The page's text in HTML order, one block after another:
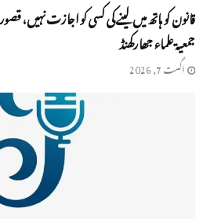
قانون کو ہاتھ میں لینے کی کسی کو اجازت نہیں،
جمعیۃ علماء جھارکھنڈ
اگست 7, 2026